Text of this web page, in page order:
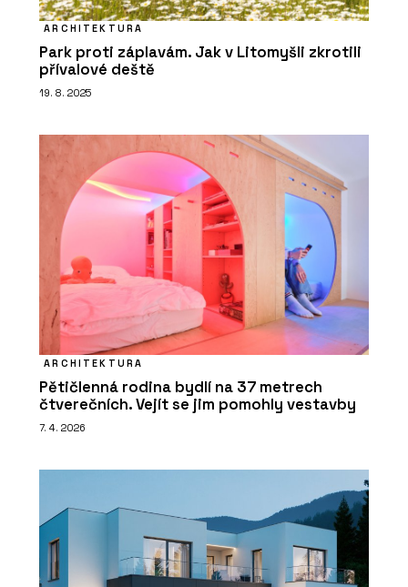
ARCHITEKTURA
Park proti záplavám. Jak v Litomyšli zkrotili
přívalové deště
19. 8. 2025
ARCHITEKTURA
Pětičlenná rodina bydlí na 37 metrech
čtverečních. Vejít se jim pomohly vestavby
7. 4. 2026